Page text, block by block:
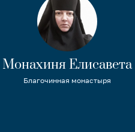
Монахиня Елисавета
Благочинная монастыря